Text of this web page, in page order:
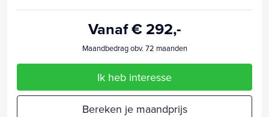
Vanaf € 292,-
Maandbedrag obv. 72 maanden
Ik heb interesse
Bereken je maandprijs